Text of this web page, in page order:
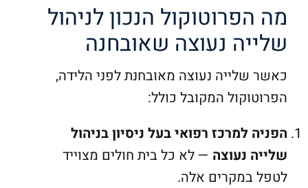
מה הפרוטוקול הנכון לניהול
שלייה נעוצה שאובחנה
כאשר שלייה נעוצה מאובחנת לפני הלידה,
הפרוטוקול המקובל כולל:
הפניה למרכז רפואי בעל ניסיון בניהול
שלייה נעוצה — לא כל בית חולים מצוייד
לטפל במקרים אלה.